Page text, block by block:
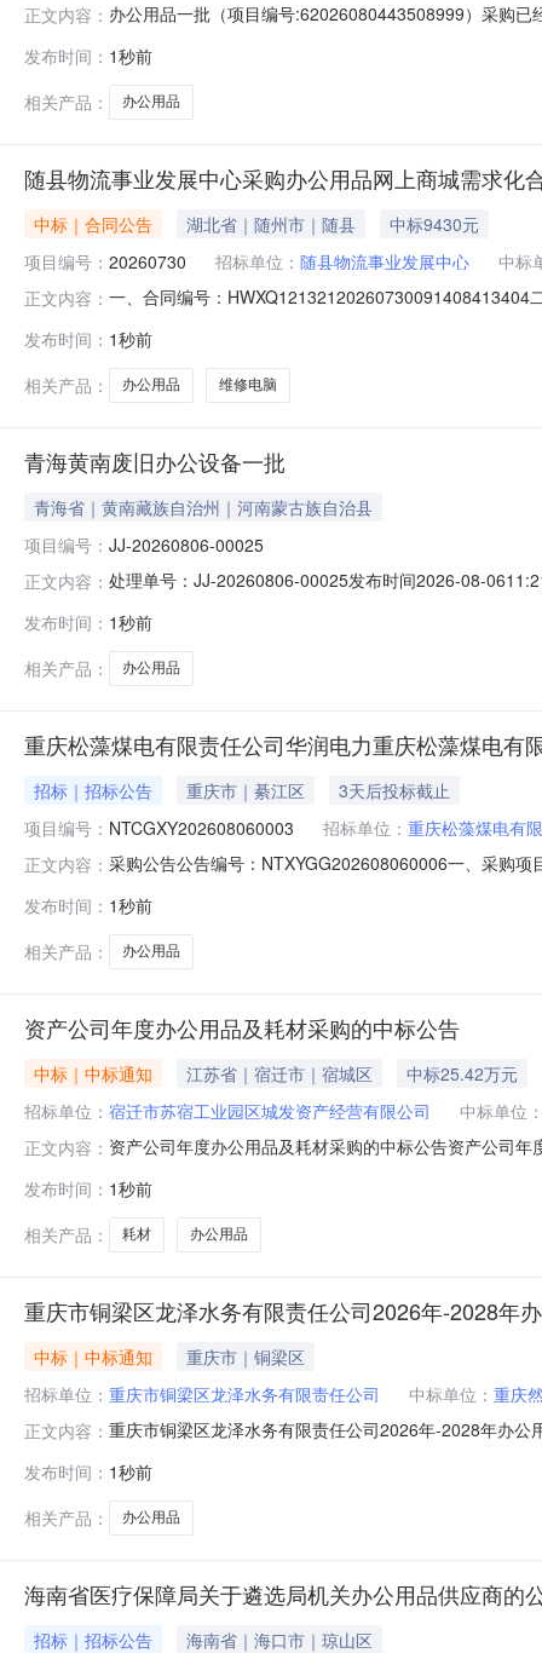
正文内容： 办公用品一批（项目编号:62026080443508999）采购
名称：贵阳市花溪区青岩镇卫生院采购单位地址：贵州
发布时间： 1秒前
相关产品：
办公用品
随县物流事业发展中心采购办公用品网上商城需求化
中标｜合同公告 湖北省｜随州市｜随县
中标9430元
项目编号： 20260730 招标单位： 随县物流事业发展中心
中标
正文内容： 一、合同编号：HWXQ12132120260730091408413404
址：随县联系方式：4581788六、合同主要信息主要标
发布时间： 1秒前
相关产品：
办公用品 维修电脑
青海黄南废旧办公设备一批
青海省｜黄南藏族自治州｜河南蒙古族自治县
项目编号： JJ-20260806-00025
正文内容： 处理单号：JJ-20260806-00025发布时间2026-08-
毒柜、办公桌、办公沙发、木床、铁皮资料柜等。标的附
发布时间： 1秒前
相关产品：
办公用品
重庆松藻煤电有限责任公司华润电力重庆松藻煤电有
招标｜招标公告 重庆市｜綦江区
3天后投标截止
项目编号： NTCGXY202608060003 招标单位： 重庆松藻煤电有
正文内容： 采购公告公告编号：NTXYGG202608060006一、采购
获取采购文件在华润守正采购交易平台发布，不再另行
时间：2026
发布时间： 1秒前
相关产品：
办公用品
资产公司年度办公用品及耗材采购的中标公告
中标｜中标通知 江苏省｜宿迁市｜宿城区
中标25.42万元
招标单位： 宿迁市苏宿工业园区城发资产经营有限公司
中标单位
正文内容： 资产公司年度办公用品及耗材采购的中标公告资产公司
发布时间： 1秒前
相关产品：
耗材 办公用品
重庆市铜梁区龙泽水务有限责任公司2026年-2028年
中标｜中标通知
重庆市｜铜梁区
招标单位： 重庆市铜梁区龙泽水务有限责任公司 中标单位： 重庆
正文内容： 重庆市铜梁区龙泽水务有限责任公司2026年-2028年办
二中标候选人重庆市荣多金融设备有限公司第三中标候
公司：取费
发布时间： 1秒前
相关产品：
办公用品
海南省医疗保障局关于遴选局机关办公用品供应商的
招标｜招标公告
海南省｜海口市｜琼山区